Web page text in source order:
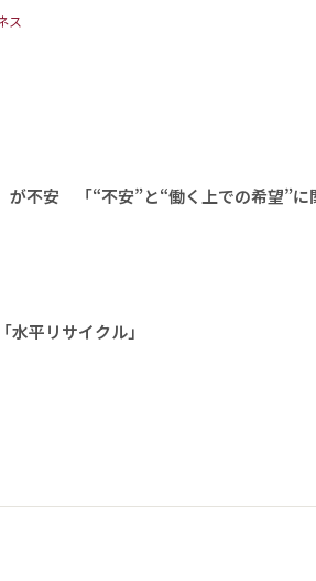
ス
が不安 「“不安”と“働く上での希望”に
平リサイクル」